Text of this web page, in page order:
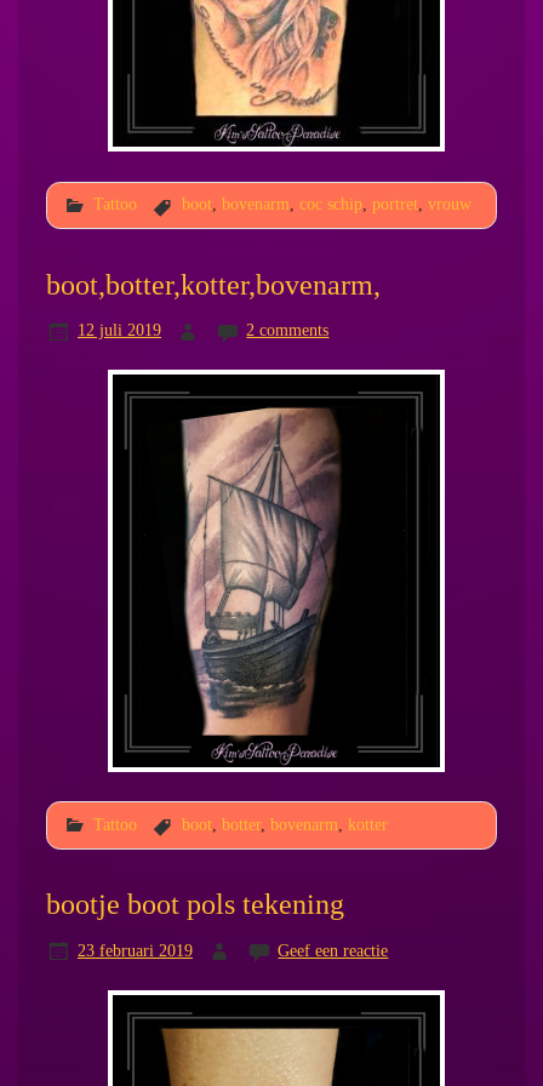
Tattoo boot, bovenarm coc schip, portret, vrouw
boot,botter,kotter,bovenarm,
12 juli 2019 2 comments
Tattoo boot, botter, bovenarm kotter
bootje boot pols tekening
23 februari 2019 Geef een reactie